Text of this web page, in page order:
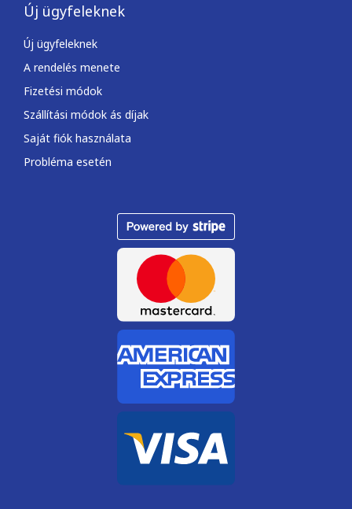
Új ügyfeleknek
Új ügyfeleknek
A rendelés menete
Fizetési módok
Szállítási módok ás díjak
Saját fiók használata
Probléma esetén